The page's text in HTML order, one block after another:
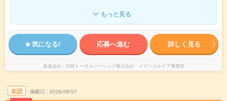
もっと見る
気になる! 応募へ進む 詳しく見る
派遣会社 日研トータルソーシング株式会社 メディカルケア事業部
未読 掲載日 2026/08/07